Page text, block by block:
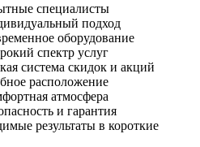
специалисты
подход
оборудование
спектр услуг
система скидок и акций
расположение
атмосфера
и гарантия
результаты в короткие